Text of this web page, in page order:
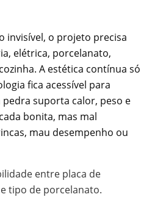
invisível, o projeto precisa
elétrica, porcelanato,
A estética contínua só
fica acessível para
suporta calor, peso e
bonita, mas mal
mau desempenho ou
entre placa de
tipo de porcelanato.